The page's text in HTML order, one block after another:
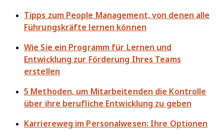
Tipps zum People Management, von denen alle
Führungskräfte lernen können
Wie Sie ein Programm für Lernen und
Entwicklung zur Förderung Ihres Teams
erstellen
5 Methoden, um Mitarbeitenden die Kontrolle
über ihre berufliche Entwicklung zu geben
Karriereweg im Personalwesen: Ihre Optionen